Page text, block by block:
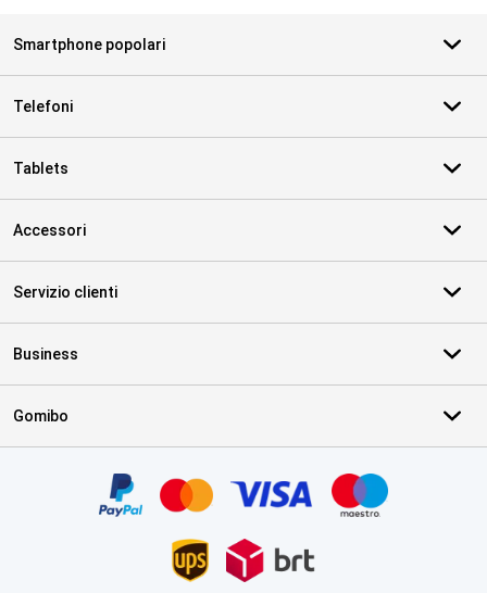
Smartphone popolari
Telefoni
Tablets
Accessori
Servizio clienti
Business
Gomibo